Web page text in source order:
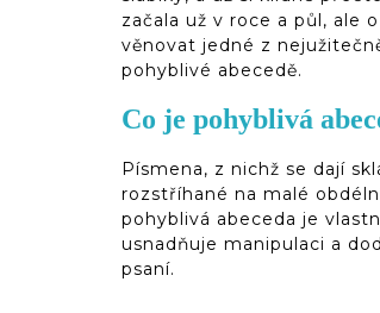
začala už v roce a půl, ale
věnovat jedné z
pohyblivé abecedě.
Co je pohyblivá
Písmena, z nichž se dají
rozstříhané na malé
pohyblivá abeceda je
usnadňuje manipulaci a
psaní.